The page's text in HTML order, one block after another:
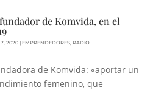
de Komvida, en el
7, 2020| EMPRENDEDORES, RADIO
de Komvida: «aportar un
femenino, que